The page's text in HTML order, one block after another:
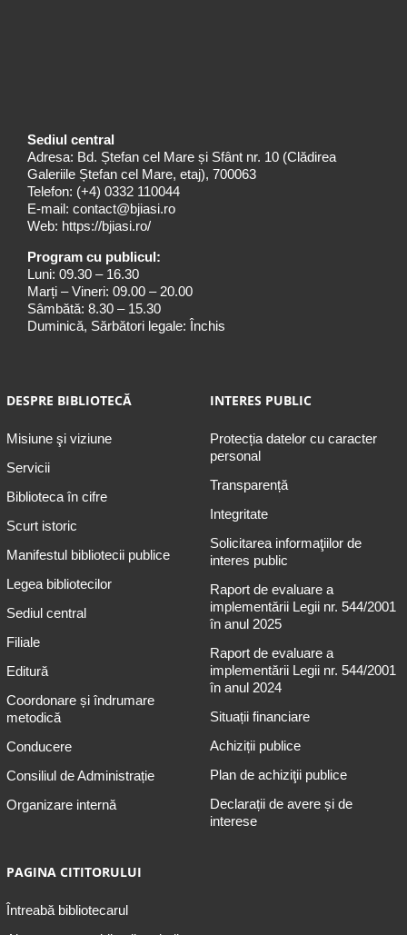
Sediul central
Adresa: Bd. Ștefan cel Mare și Sfânt nr. 10 (Clădirea
Galeriile Ștefan cel Mare, etaj), 700063
Telefon: (+4) 0332 110044
E-mail: contact@bjiasi.ro
Web: https://bjiasi.ro/
Program cu publicul:
Luni: 09.30 – 16.30
Marți – Vineri: 09.00 – 20.00
Sâmbătă: 8.30 – 15.30
Duminică, Sărbători legale: Închis
DESPRE BIBLIOTECĂ
Misiune şi viziune
Servicii
Biblioteca în cifre
Scurt istoric
Manifestul bibliotecii publice
Legea bibliotecilor
Sediul central
Filiale
Editură
Coordonare și îndrumare
metodică
Conducere
Consiliul de Administrație
Organizare internă
INTERES PUBLIC
Protecția datelor cu caracter
personal
Transparență
Integritate
Solicitarea informaţiilor de
interes public
Raport de evaluare a
implementării Legii nr. 544/2001
în anul 2025
Raport de evaluare a
implementării Legii nr. 544/2001
în anul 2024
Situații financiare
Achiziții publice
Plan de achiziţii publice
Declarații de avere și de
interese
PAGINA CITITORULUI
Întreabă bibliotecarul